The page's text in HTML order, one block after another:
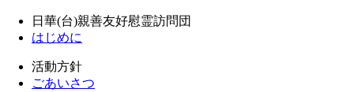
日華(台)親善友好慰霊訪問団
はじめに
活動方針
ごあいさつ